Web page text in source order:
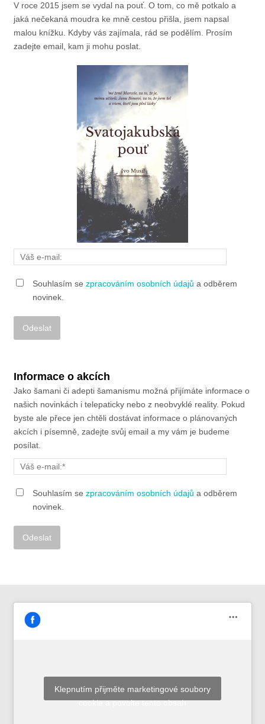
V roce 2015 jsem se vydal na pouť. O tom, co mě potkalo a
jaká nečekaná moudra ke mně cestou přišla, jsem napsal
malou knížku. Kdyby vás zajímala, rád se podělím. Prosím
zadejte email, kam ji mohu poslat.
Souhlasím se zpracováním osobních údajů a odběrem
novinek.
Informace o akcích
Jako šamani či adepti šamanismu možná přijímáte informace o
našich novinkách i telepaticky nebo z neobvyklé reality. Pokud
byste ale přece jen chtěli dostávat informace o plánovaných
akcích i písemně, zadejte svůj email a my vám je budeme
posílat.
Souhlasím se zpracováním osobních údajů a odběrem
novinek.
Klepnutím přijměte marketingové soubory
cookie a povolte tento obsah